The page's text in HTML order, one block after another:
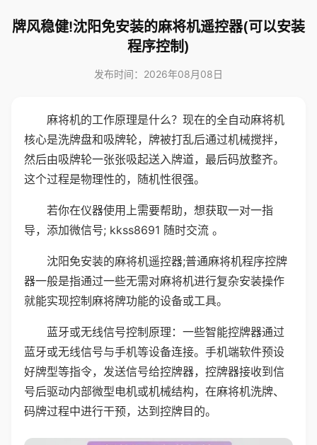
牌风稳健!沈阳免安装的麻将机遥控器(可以安装
程序控制)
发布时间：2026年08月08日
麻将机的工作原理是什么？现在的全自动麻将机
核心是洗牌盘和吸牌轮，牌被打乱后通过机械搅拌，
然后由吸牌轮一张张吸起送入牌道，最后码放整齐。
这个过程是物理性的，随机性很强。
若你在仪器使用上需要帮助，想获取一对一指
导，添加微信号; kkss8691 随时交流 。
沈阳免安装的麻将机遥控器;普通麻将机程序控牌
器一般是指通过一些无需对麻将机进行复杂安装操作
就能实现控制麻将牌功能的设备或工具。
蓝牙或无线信号控制原理：一些智能控牌器通过
蓝牙或无线信号与手机等设备连接。手机端软件预设
好牌型等指令，发送信号给控牌器，控牌器接收到信
号后驱动内部微型电机或机械结构，在麻将机洗牌、
码牌过程中进行干预，达到控牌目的。